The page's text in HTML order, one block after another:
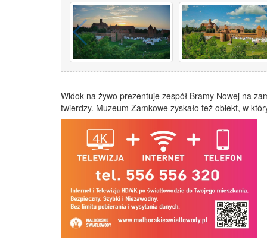
Widok na żywo prezentuje zespół Bramy Nowej na
twierdzy. Muzeum Zamkowe zyskało też obiekt, w
handlowy przy DK22 z szeroką